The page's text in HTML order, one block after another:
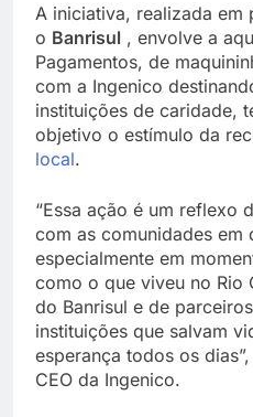
A iniciativa, realizada em
o Banrisul , envolve a
Pagamentos, de
com a Ingenico
instituições de caridade,
objetivo o estímulo da
local.
“Essa ação é um reflexo
com as comunidades em
especialmente em
como o que viveu no Rio
do Banrisul e de
instituições que salvam
esperança todos os
CEO da Ingenico.